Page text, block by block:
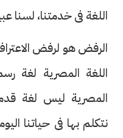
اللغة فى خدمتنا، لسنا
الرفض هو لرفض
اللغة المصرية لغة
المصرية ليس لغة
نتكلم بها فى حياتنا